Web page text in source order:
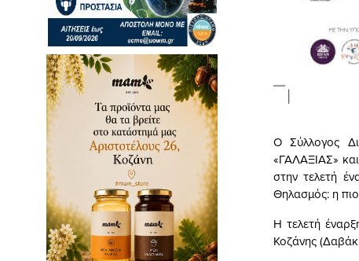
Ο Σύλλογος
«ΓΑΛΑΞΙΑΣ»
στην τελετή
Θηλασμός: η
Η τελετή
Κοζάνης